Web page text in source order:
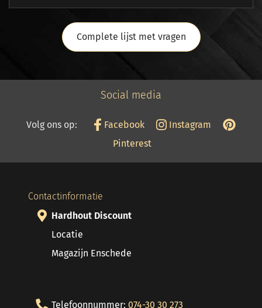
Complete lijst met vragen
Social media
Volg ons op: Facebook
Instagram
Pinterest
Contactinformatie
Hardhout Discount
Locatie
Magazijn Enschede
Telefoonnummer: 074-30 30 273